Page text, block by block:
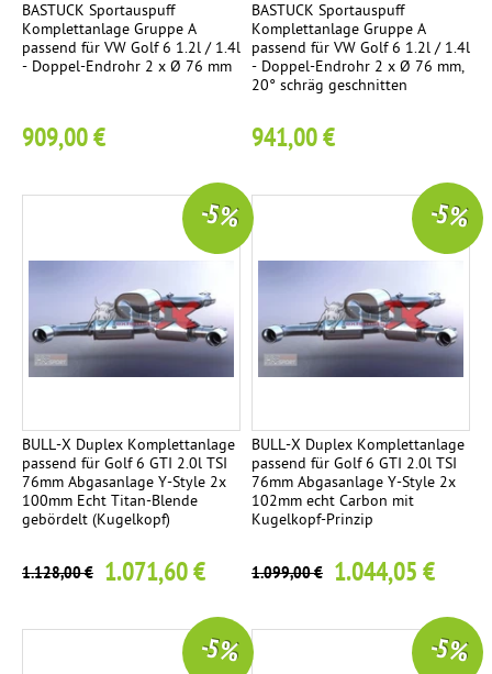
BASTUCK Sportauspuff
Komplettanlage Gruppe A
passend für VW Golf 6 1.2l / 1.4l
- Doppel-Endrohr 2 x Ø 76 mm
909,00 €
BASTUCK Sportauspuff
Komplettanlage Gruppe A
passend für VW Golf 6 1.2l / 1.4l
- Doppel-Endrohr 2 x Ø 76 mm,
20° schräg geschnitten
941,00 €
BULL-X Duplex Komplettanlage
passend für Golf 6 GTI 2.0l TSI
76mm Abgasanlage Y-Style 2x
100mm Echt Titan-Blende
gebördelt (Kugelkopf)
1.128,00 € 1.071,60 €
-5 %
BULL-X Duplex Komplettanlage
passend für Golf 6 GTI 2.0l TSI
76mm Abgasanlage Y-Style 2x
102mm echt Carbon mit
Kugelkopf-Prinzip
1.099,00 € 1.044,05 €
-5 %
-5 % -5 %